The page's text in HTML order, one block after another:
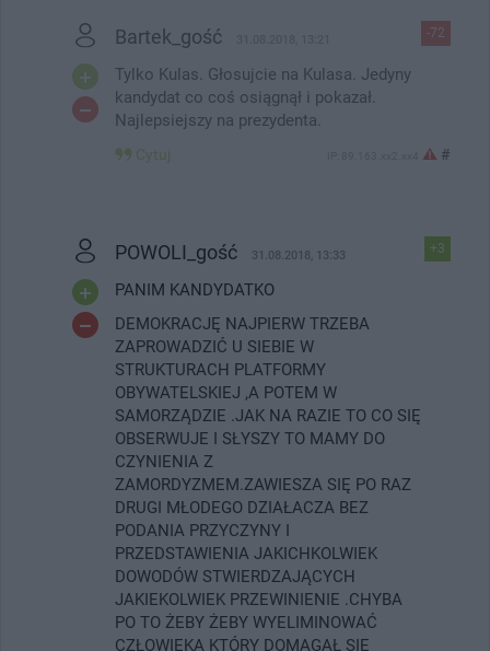
-72
Bartek_gość
Tylko Kulas. Głosujcie na Kulasa. Jedyny
kandydat co coś osiągnął i pokazał.
Najlepsiejszy na prezydenta.
Cytuj #
+3
POWOLI_gość 31.08.2018, 13:33
PANIM KANDYDATKO
DEMOKRACJĘ NAJPIERW TRZEBA
ZAPROWADZIĆ U SIEBIE W
STRUKTURACH PLATFORMY
OBYWATELSKIEJ ,A POTEM W
SAMORZĄDZIE .JAK NA RAZIE TO CO SIĘ
OBSERWUJE I SŁYSZY TO MAMY DO
CZYNIENIA Z
ZAMORDYZMEM.ZAWIESZA SIĘ PO RAZ
DRUGI MŁODEGO DZIAŁACZA BEZ
PODANIA PRZYCZYNY I
PRZEDSTAWIENIA JAKICHKOLWIEK
DOWODÓW STWIERDZAJĄCYCH
JAKIEKOLWIEK PRZEWINIENIE .CHYBA
PO TO ŻEBY ŻEBY WYELIMINOWAĆ
CZŁOWIEKA KTÓRY DOMAGAŁ SIĘ